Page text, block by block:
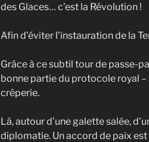
des Glaces… c’est la Révolution !
Afin d’éviter l’instauration de la
Grâce à ce subtil tour de passe-
bonne partie du protocole royal –
crêperie.
Là, autour d’une galette salée,
diplomatie. Un accord de paix